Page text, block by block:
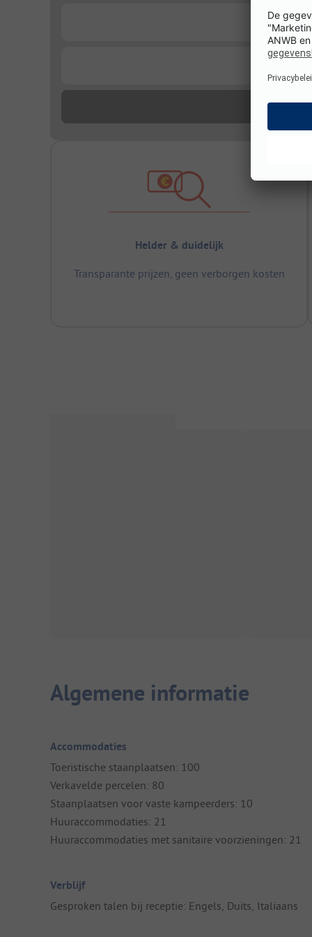
Helder & duidelijk
Transparante prijzen, geen verborgen kosten
Algemene informatie
Accommodaties
Toeristische staanplaatsen: 100
Verkavelde percelen: 80
Staanplaatsen voor vaste kampeerders: 10
Huuraccommodaties: 21
Huuraccommodaties met sanitaire voorzieningen: 21
Verblijf
Gesproken talen bij receptie: Engels, Duits, Italiaans